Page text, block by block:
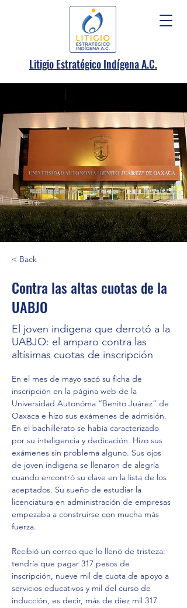
Litigio Estratégico Indígena A.C.
< Back
Contra las altas cuotas de la
UABJO
El joven indigena que derrotó a la
UABJO: el amparo contra las
altísimas cuotas de inscripción
En el mes de mayo sacó su ficha de
inscripción en la página web de la
Universidad Autonóma “Benito Juárez” de
Oaxaca e hizo sus exámenes de admisión.
En el bachillerato se había caracterizado
por su inteligencia y dedicación. Hizo sus
exámenes sin problema alguno. Sus ojos
de joven indigena se llenaron de alegría
cuando encontró su clave en la lista de los
aceptados. Su sueño de estudiar la
licenciatura en administración de empresas
empezaba a construirse con mucha más
fuerza.
Recibió un correo que lo llenó de tristeza:
tendría que pagar 317 pesos de
inscripción, nueve mil de cuota de apoyo a
servicios educativos y mil del curso de
inducción, es decir, más de diez mil 317